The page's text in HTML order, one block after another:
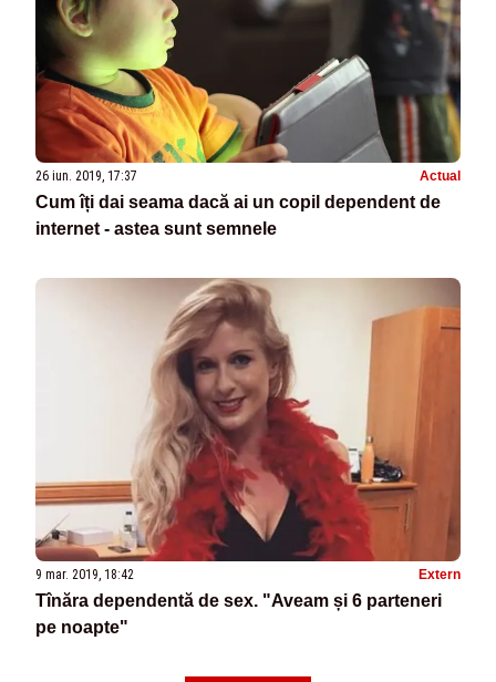
26 iun. 2019, 17:37 Actual
Cum îți dai seama dacă ai un copil dependent de
internet - astea sunt semnele
9 mar. 2019, 18:42 Extern
Tînăra dependentă de sex. "Aveam și 6 parteneri
pe noapte"